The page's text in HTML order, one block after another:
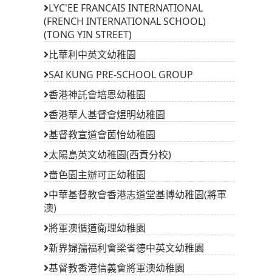
LYC'EE FRANCAIS INTERNATIONAL
(FRENCH INTERNATIONAL SCHOOL)
(TONG YIN STREET)
比華利中英文幼稚園
SAI KUNG PRE-SCHOOL GROUP
香港神託會培恩幼稚園
香港華人基督會煜明幼稚園
基督教宣道會茵怡幼稚園
太陽島英文幼稚園(西貢分校)
嗇色園主辦可正幼稚園
中華基督教會香港志道堂基博幼稚園(將軍
澳)
將軍澳循道衛理幼稚園
新界婦孺福利會梁省德中英文幼稚園
基督教香港信義會將軍澳幼稚園